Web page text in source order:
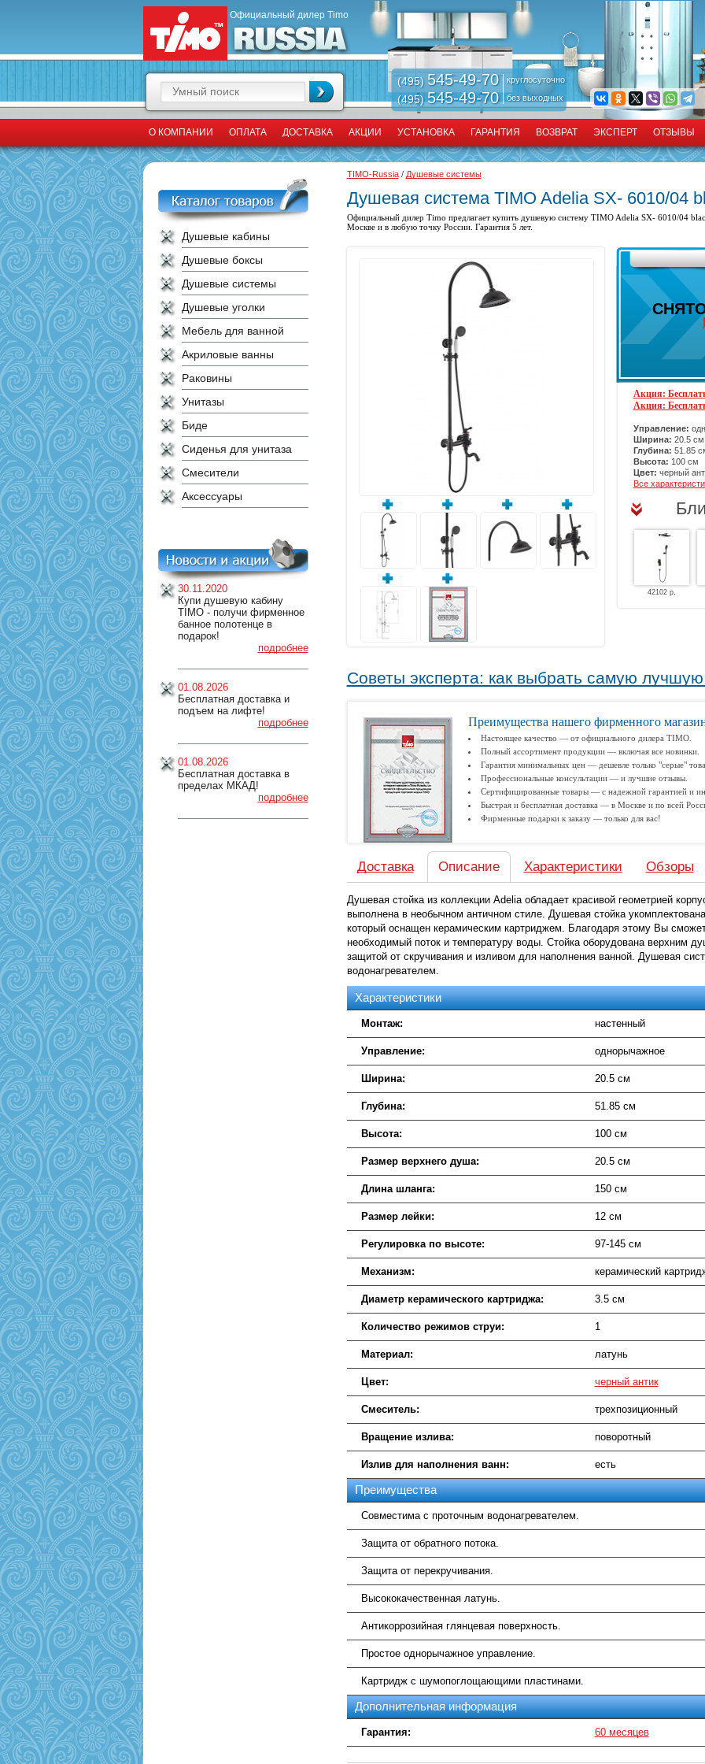
Официальный дилер Timo
(495) 545-49-70
(495)545-49-70
круглосуточно
без выходных
О КОМПАНИИ ОПЛАТА ДОСТАВКА АКЦИИ УСТАНОВКА ГАРАНТИЯ ВОЗВРАТ ЭКСПЕРТ ОТЗЫВЫ
Душевые кабины
Душевые боксы
Душевые системы
Душевые уголки
Мебель для ванной
Акриловые ванны
Раковины
Унитазы
Биде
Сиденья для унитаза
Смесители
Аксессуары
30.11.2020
Купи душевую кабину
TIMO - получи фирменное
банное полотенце в
подарок!
подробнее
01.08.2026
Бесплатная доставка и
подъем на лифте!
подробнее
01.08.2026
Бесплатная доставка в
пределах МКАД!
подробнее
TIMO-Russia/ Душевые системы
Душевая система TIMO Adelia SX- 6010/04
Официальный дилер Timo предлагает купить душевую систему TIMO Adelia SX- 6010/04
Москве и в любую точку России. Гарантия 5 лет.
Акция:
Акция:
Управление:
Ширина: 20.5 см
Глубина: 51.85
Высота: 100 см
Цвет: черный
Все
42102 р.
Советы эксперта: как выбрать самую
Преимущества нашего фирменного
Настоящее качество — от официального дилера TIMO.
Полный ассортимент продукции — включая все новинки.
Гарантия минимальных цен — дешевле только "серые"
Профессиональные консультации — и лучшие отзывы.
Сертифицированные товары — с надежной гарантией и
Быстрая и бесплатная доставка — в Москве и по всей
Фирменные подарки к заказу — только для вас!
Доставка Описание Характеристики Обзоры
Душевая стойка из коллекции Adelia обладает красивой геометрией
выполнена в необычном античном стиле. Душевая стойка
который оснащен керамическим картриджем. Благодаря этому Вы
необходимый поток и температуру воды. Стойка оборудована верхним
защитой от скручивания и изливом для наполнения ванной. Душевая
водонагревателем.
Характеристики
Монтаж: настенный
Управление: однорычажное
Ширина: 20.5 см
Глубина: 51.85 см
Высота: 100 см
Размер верхнего душа: 20.5 см
Длина шланга: 150 см
Размер лейки: 12 см
Регулировка по высоте: 97-145 см
Механизм: керамический
Диаметр керамического картриджа: 3.5 см
Количество режимов струи: 1
Материал: латунь
Цвет: черный антик
Смеситель: трехпозиционный
Вращение излива: поворотный
Излив для наполнения ванн: есть
Преимущества
Совместима с проточным водонагревателем.
Защита от обратного потока.
Защита от перекручивания.
Высококачественная латунь.
Антикоррозийная глянцевая поверхность.
Простое однорычажное управление.
Картридж с шумопоглощающими пластинами.
Дополнительная информация
Гарантия: 60 месяцев